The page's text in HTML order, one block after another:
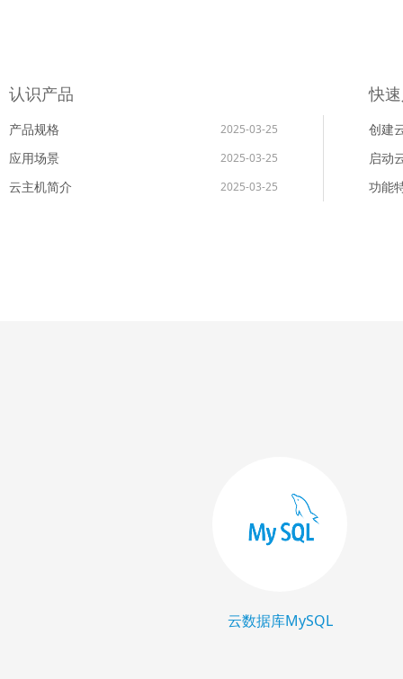
认识产品
产品规格 2025-03-25
应用场景 2025-03-25
云主机简介 2025-03-25
快
创建
启动
功能
云数据库MySQL